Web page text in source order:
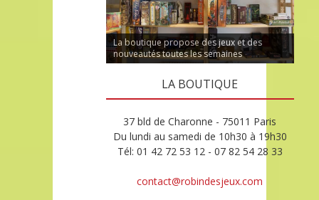
La boutique propose des jeux et des
nouveautés toutes les semaines
LA BOUTIQUE
37 bld de Charonne - 75011 Paris
Du lundi au samedi de 10h30 à 19h30
Tél: 01 42 72 53 12 - 07 82 54 28 33
contact@robindesjeux.com